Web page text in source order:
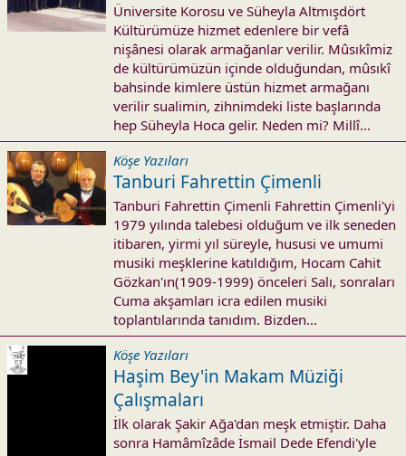
Üniversite Korosu ve Süheyla Altmışdört
Kültürümüze hizmet edenlere bir vefâ
nişânesi olarak armağanlar verilir. Mûsıkîmiz
de kültürümüzün içinde olduğundan, mûsıkî
bahsinde kimlere üstün hizmet armağanı
verilir sualimin, zihnimdeki liste başlarında
hep Süheyla Hoca gelir. Neden mi? Millî...
Köşe Yazıları
Tanburi Fahrettin Çimenli
Tanburi Fahrettin Çimenli Fahrettin Çimenli'yi
1979 yılında talebesi olduğum ve ilk seneden
itibaren, yirmi yıl süreyle, hususi ve umumi
musiki meşklerine katıldığım, Hocam Cahit
Gözkan'ın(1909-1999) önceleri Salı, sonraları
Cuma akşamları icra edilen musiki
toplantılarında tanıdım. Bizden...
Köşe Yazıları
Haşim Bey'in Makam Müziği
Çalışmaları
İlk olarak Şakir Ağa'dan meşk etmiştir. Daha
sonra Hamâmîzâde İsmail Dede Efendi'yle